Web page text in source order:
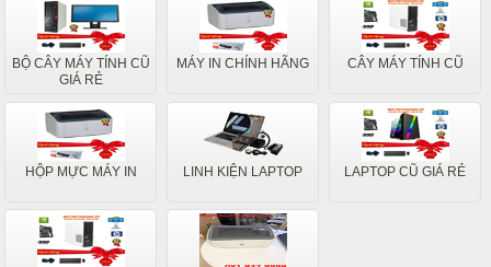
BỘ CÂY MÁY TÍNH CŨ
GIÁ RẺ
MÁY IN CHÍNH HÃNG CÂY MÁY TÍNH CŨ
HỘP MỰC MÁY IN LINH KIỆN LAPTOP LAPTOP CŨ GIÁ RẺ